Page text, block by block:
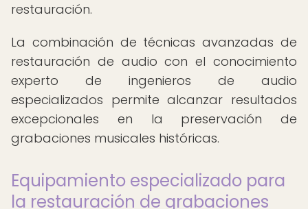
restauración.
La combinación de técnicas avanzadas de
restauración de audio con el conocimiento
experto de ingenieros de audio
especializados permite alcanzar resultados
excepcionales en la preservación de
grabaciones musicales históricas.
Equipamiento especializado para
la restauración de grabaciones